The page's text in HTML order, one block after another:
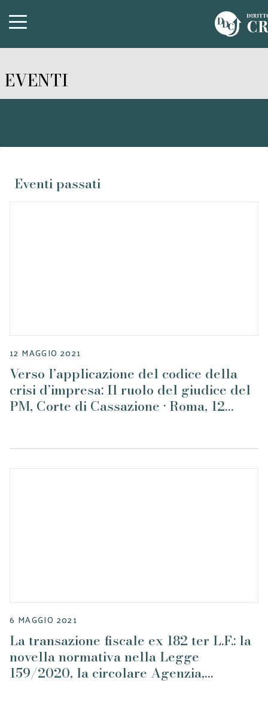
EVENTI
Eventi passati
12 MAGGIO 2021
Verso l’applicazione del codice della
crisi d’impresa: Il ruolo del giudice del
PM, Corte di Cassazione • Roma, 12
6 MAGGIO 2021
La transazione fiscale ex 182 ter L.F.: la
novella normativa nella Legge
159/2020, la circolare Agenzia,